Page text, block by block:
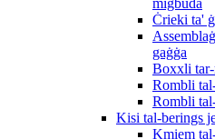
miġbuda
Ċrieki ta'
gaġġa
Boxxli
Rombli
Rombli
Kisi tal-berings
Kmiem